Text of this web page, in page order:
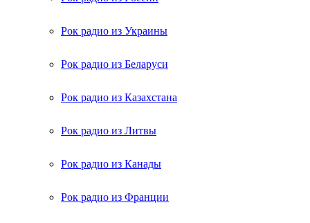
Рок радио из Украины
Рок радио из Беларуси
Рок радио из Казахстана
Рок радио из Литвы
Рок радио из Канады
Рок радио из Франции